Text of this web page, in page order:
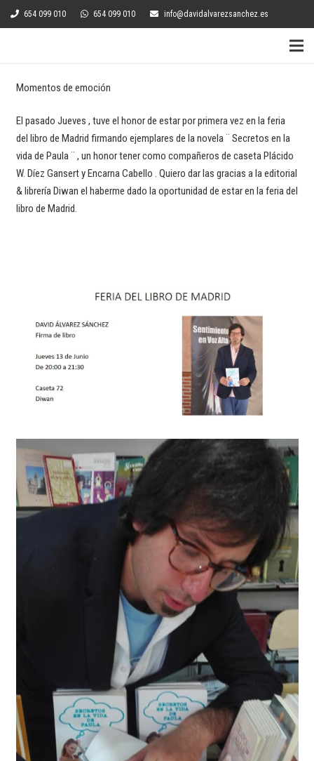
654 099 010 654 099 010 info@davidalvarezsanchez.es
Momentos de emoción
El pasado Jueves , tuve el honor de estar por primera vez en la feria
del libro de Madrid firmando ejemplares de la novela ¨ Secretos en la
vida de Paula ¨ , un honor tener como compañeros de caseta Plácido
W. Díez Gansert y Encarna Cabello . Quiero dar las gracias a la editorial
& librería Diwan el haberme dado la oportunidad de estar en la feria del
libro de Madrid.